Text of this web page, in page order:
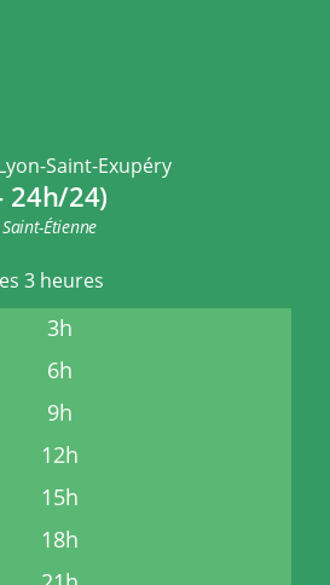
Saint-Exupéry
24h/24)
Étienne
3 heures
3h
6h
9h
12h
15h
18h